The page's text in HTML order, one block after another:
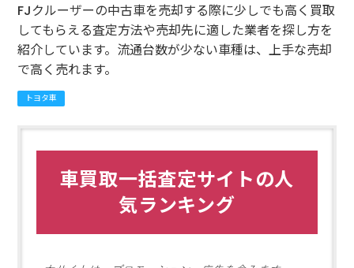
FJクルーザーの中古車を売却する際に少しでも高く買取
してもらえる査定方法や売却先に適した業者を探し方を
紹介しています。流通台数が少ない車種は、上手な売却
で高く売れます。
トヨタ車
車買取一括査定サイトの人
気ランキング